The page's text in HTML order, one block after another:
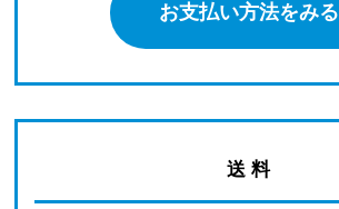
お支払い方法をみる
送 料